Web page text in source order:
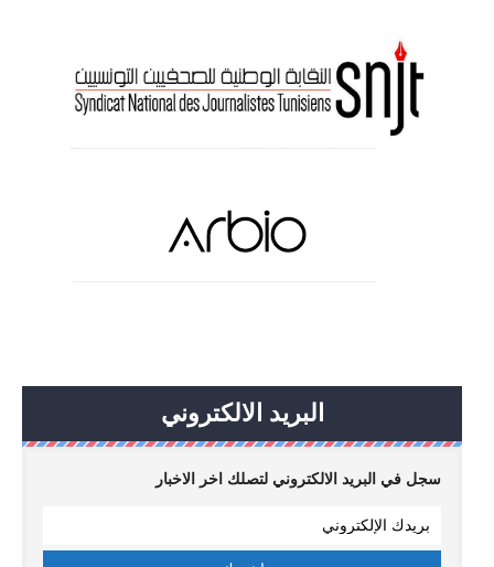
البريد الالكتروني
سجل في البريد الالكتروني لتصلك اخر الاخبار